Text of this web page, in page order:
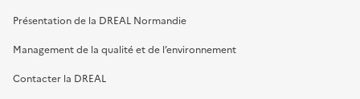
Présentation de la DREAL Normandie
Management de la qualité et de l’environnement
Contacter la DREAL